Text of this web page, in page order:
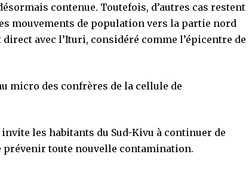
contenue. Toutefois, d’autres cas restent
mouvements de population vers la partie nord
avec l’Ituri, considéré comme l’épicentre de
micro des confrères de la cellule de
les habitants du Sud-Kivu à continuer de
toute nouvelle contamination.